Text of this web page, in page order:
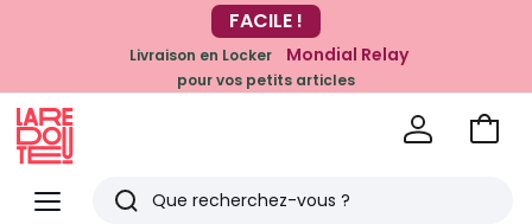
-20% dès 39€*
sur la mode
FACILE !
Livraison en Locker Mondial Relay
pour vos petits articles
Menu
Redoute
Rechercher
Voir